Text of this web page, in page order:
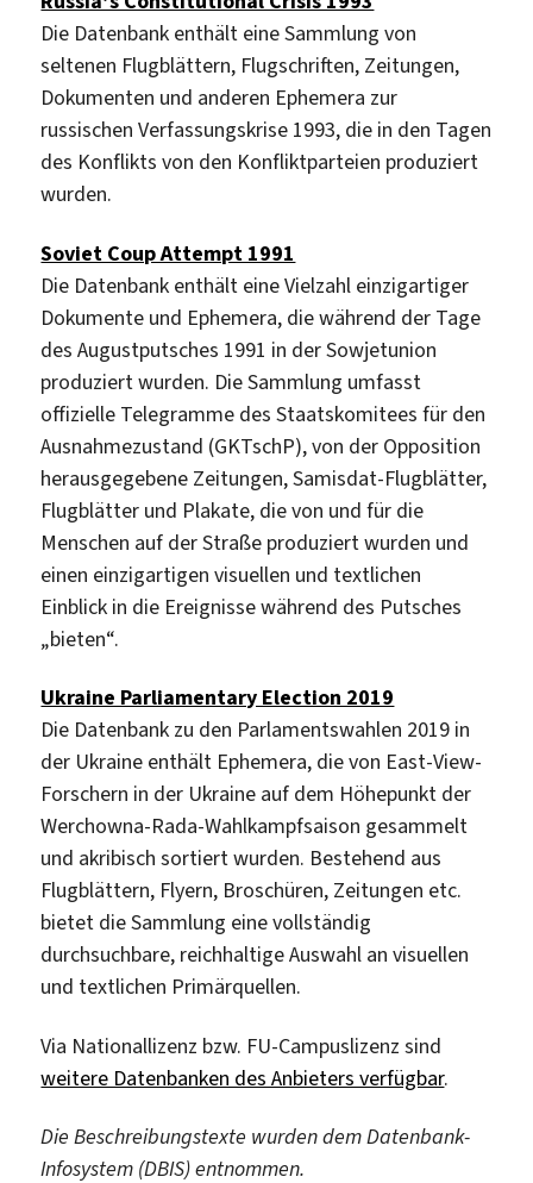
Die Datenbank enthält eine Sammlung von
seltenen Flugblättern, Flugschriften, Zeitungen,
Dokumenten und anderen Ephemera zur
russischen Verfassungskrise 1993, die in den Tagen
des Konflikts von den Konfliktparteien produziert
wurden.
Soviet Coup Attempt 1991
Die Datenbank enthält eine Vielzahl einzigartiger
Dokumente und Ephemera, die während der Tage
des Augustputsches 1991 in der Sowjetunion
produziert wurden. Die Sammlung umfasst
offizielle Telegramme des Staatskomitees für den
Ausnahmezustand (GKTschP), von der Opposition
herausgegebene Zeitungen, Samisdat-Flugblätter,
Flugblätter und Plakate, die von und für die
Menschen auf der Straße produziert wurden und
einen einzigartigen visuellen und textlichen
Einblick in die Ereignisse während des Putsches
„bieten“.
Ukraine Parliamentary Election 2019
Die Datenbank zu den Parlamentswahlen 2019 in
der Ukraine enthält Ephemera, die von East-View-
Forschern in der Ukraine auf dem Höhepunkt der
Werchowna-Rada-Wahlkampfsaison gesammelt
und akribisch sortiert wurden. Bestehend aus
Flugblättern, Flyern, Broschüren, Zeitungen etc.
bietet die Sammlung eine vollständig
durchsuchbare, reichhaltige Auswahl an visuellen
und textlichen Primärquellen.
Via Nationallizenz bzw. FU-Campuslizenz sind
weitere Datenbanken des Anbieters verfügbar.
Die Beschreibungstexte wurden dem Datenbank-
Infosystem (DBIS) entnommen.